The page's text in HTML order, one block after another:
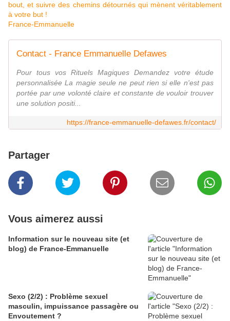
bout, et suivre des chemins détournés qui mènent véritablement
à votre but !
France-Emmanuelle
Contact - France Emmanuelle Defawes
Pour tous vos Rituels Magiques Demandez votre étude
personnalisée La magie seule ne peut rien si elle n'est pas
portée par une volonté claire et constante de vouloir trouver
une solution positi...
https://france-emmanuelle-defawes.fr/contact/
Partager
Vous aimerez aussi
Information sur le nouveau site (et
blog) de France-Emmanuelle
Sexo (2/2) : Problème sexuel
masculin, impuissance passagère ou
Envoutement ?